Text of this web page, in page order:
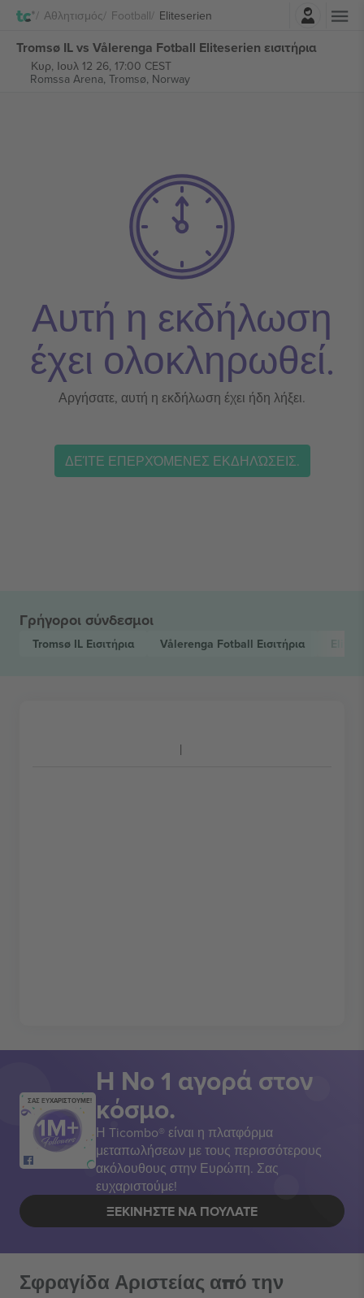
Αθλητισμός Football EliteserienΣύνδεση
Tromsø IL vs Vålerenga Fotball Eliteserien εισιτήρια
Κυρ, Ιουλ 12 26, 17:00 CEST
Romssa Arena, Tromsø, Norway
Αυτή η εκδήλωση
έχει ολοκληρωθεί.
Αργήσατε, αυτή η εκδήλωση έχει ήδη λήξει.
ΔΕΊΤΕ ΕΠΕΡΧΌΜΕΝΕΣ ΕΚΔΗΛΏΣΕΙΣ.
Γρήγοροι σύνδεσμοι
Tromsø IL Εισιτήρια Vålerenga Fotball Εισιτήρια
ΣΑΣ ΕΥΧΑΡΙΣΤΟΥΜΕ!
Η Νο 1 αγορά στον
κόσμο.
Η Ticombo® είναι η πλατφόρμα
μεταπωλήσεων με τους περισσότερους
ακόλουθους στην Ευρώπη. Σας
ευχαριστούμε!
ΞΕΚΙΝΉΣΤΕ ΝΑ ΠΟΥΛΆΤΕ
Σφραγίδα Αριστείας από την